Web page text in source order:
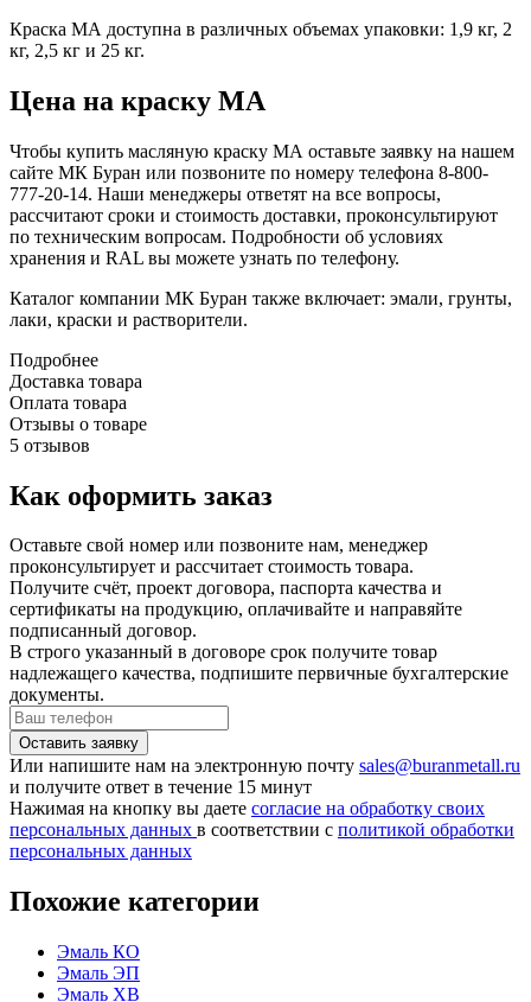
Краска МА доступна в различных объемах упаковки: 1,9 кг, 2
кг, 2,5 кг и 25 кг.
Цена на краску МА
Чтобы купить масляную краску МА оставьте заявку на нашем
сайте МК Буран или позвоните по номеру телефона 8-800-
777-20-14. Наши менеджеры ответят на все вопросы,
рассчитают сроки и стоимость доставки, проконсультируют
по техническим вопросам. Подробности об условиях
хранения и RAL вы можете узнать по телефону.
Каталог компании МК Буран также включает: эмали, грунты,
лаки, краски и растворители.
Подробнее
Доставка товара
Оплата товара
Отзывы о товаре
5 отзывов
Как оформить заказ
Оставьте свой номер или позвоните нам, менеджер
проконсультирует и рассчитает стоимость товара.
Получите счёт, проект договора, паспорта качества и
сертификаты на продукцию, оплачивайте и направяйте
подписанный договор.
В строго указанный в договоре срок получите товар
надлежащего качества, подпишите первичные бухгалтерские
документы.
Или напишите нам на электронную почту sales@buranmetall.ru
и получите ответ в течение 15 минут
Нажимая на кнопку вы даете согласие на обработку своих
персональных данных в соответствии с политикой обработки
персональных данных
Похожие категории
Эмаль КО
Эмаль ЭП
Эмаль ХВ